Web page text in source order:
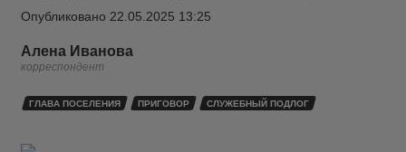
Опубликовано 22.05.2025 13:25
Алена Иванова
корреспондент
ГЛАВА ПОСЕЛЕНИЯ ПРИГОВОР СЛУЖЕБНЫЙ ПОДЛОГ